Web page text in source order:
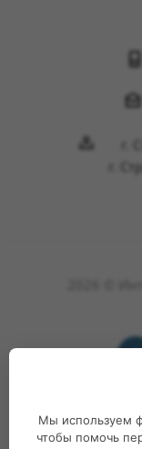
г.
Мы используем
чтобы помочь